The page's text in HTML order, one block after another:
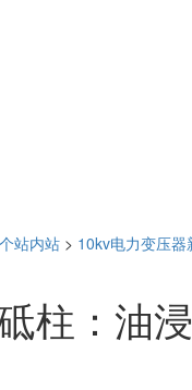
站内站 > 10kv电力变压器
柱：油